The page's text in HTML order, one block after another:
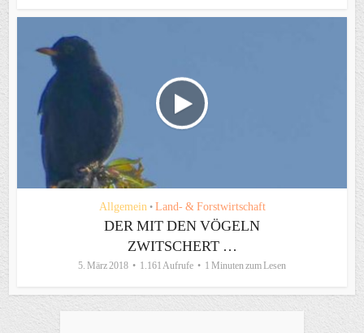
Allgemein • Land- & Forstwirtschaft
DER MIT DEN VÖGELN
ZWITSCHERT …
5. März 2018 1.161 Aufrufe 1 Minuten zum Lesen